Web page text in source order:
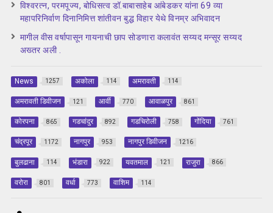
विश्वरत्न, परमपूज्य, बोधिसत्व डॉ.बाबासाहेब आंबेडकर यांना 69 व्या
महापरिनिर्वाण दिनानिमित्त शांतीवन बुद्ध विहार येथे विनम्र अभिवादन
मागील वीस वर्षापासून गायनाची छाप सोडणारा कलावंत सय्यद मन्सूर सय्यद
अख्तर अली .
News 1257 अकोला 114 अमरावती 114
अमरावती डिवीजन 121 आर्वी 770 आवाळपुर 861
कोरपना 865 गडचांदुर 892 गडचिरोली 758 गोंदिया 761
चंद्रपूर 1172 नागपुर 953 नागपुर डिवीजन 1216
बुलढाना 114 भंडारा 922 यवतमाल 121 राजुरा 866
वरोरा 801 वर्धा 773 वाशिम 114